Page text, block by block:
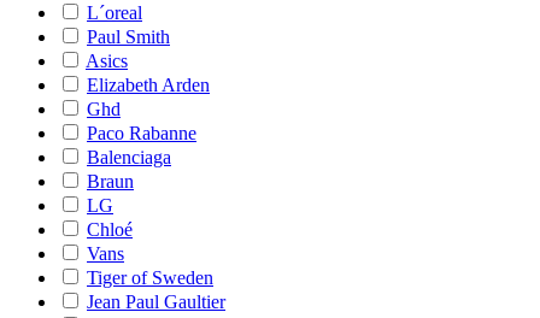
L´oreal
Paul Smith
Asics
Elizabeth Arden
Ghd
Paco Rabanne
Balenciaga
Braun
LG
Chloé
Vans
Tiger of Sweden
Jean Paul Gaultier